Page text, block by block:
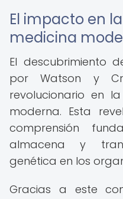
El impacto en
medicina
El descubrimiento
por Watson y
revolucionario en
moderna. Esta
comprensión
almacena y
genética en los
Gracias a este